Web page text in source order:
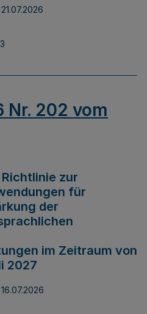
21.07.2026
Nr. 202 vom
zur
für
der
im Zeitraum von
2027
16.07.2026